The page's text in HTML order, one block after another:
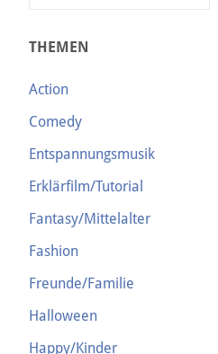
THEMEN
Action
Comedy
Entspannungsmusik
Erklärfilm/Tutorial
Fantasy/Mittelalter
Fashion
Freunde/Familie
Halloween
Happy/Kinder